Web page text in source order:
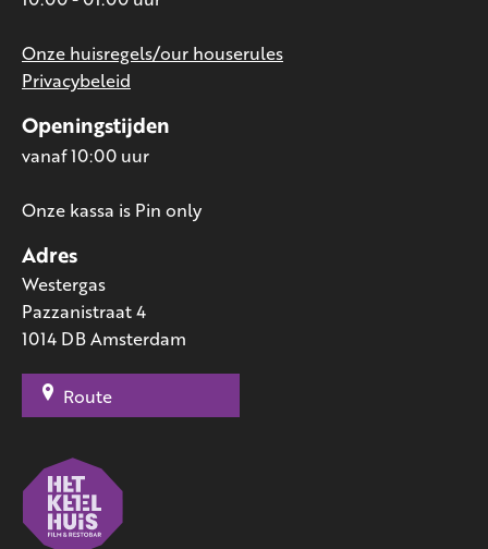
Adres
Westergas
Pazzanistraat 4
1014 DB Amsterdam
Route
Openingstijden
vanaf 10:00 uur
Onze kassa is Pin only
Onze huisregels/our houserules
Privacybeleid